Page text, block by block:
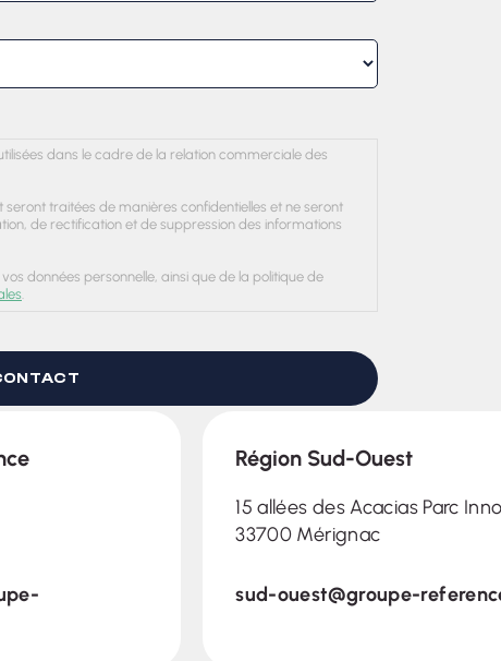
dans le cadre de la relation commerciale des
traitées de manières confidentielles et ne seront
de rectification et de suppression des informations
données personnelle, ainsi que de la politique de
.
Région Sud-Ouest
15 allées des Acacias Parc
33700 Mérignac
sud-ouest@groupe-